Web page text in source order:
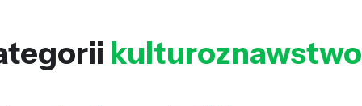
kulturoznawstwo